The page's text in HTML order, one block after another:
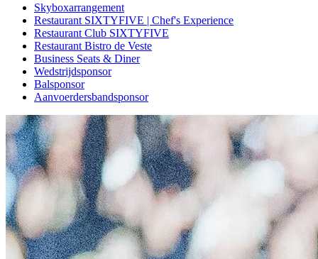
Skyboxarrangement
Restaurant SIXTYFIVE | Chef's Experience
Restaurant Club SIXTYFIVE
Restaurant Bistro de Veste
Business Seats & Diner
Wedstrijdsponsor
Balsponsor
Aanvoerdersbandsponsor